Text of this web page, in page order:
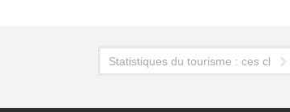
Statistiques du tourisme : ces